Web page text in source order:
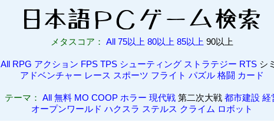
メタスコア： All 75以上 80以上 85以上 90以上
All RPG アクション FPS TPS シューティング ストラテジー RTS シ
アドベンチャー レース スポーツ フライト パズル 格闘 カード
テーマ： All 無料 MO COOP ホラー 現代戦第二次大戦 都市建設 経
オープンワールド ハクスラ ステルス クライム ロボット